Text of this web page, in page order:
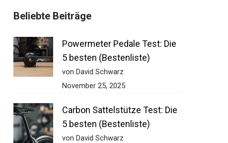
Beliebte Beiträge
Powermeter Pedale Test: Die
5 besten (Bestenliste)
von David Schwarz
November 25, 2025
Carbon Sattelstütze Test: Die
5 besten (Bestenliste)
von David Schwarz
an!